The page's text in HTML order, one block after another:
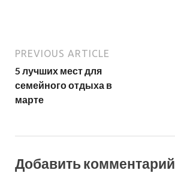
PREVIOUS ARTICLE
5 лучших мест для
семейного отдыха в
марте
Добавить комментарий